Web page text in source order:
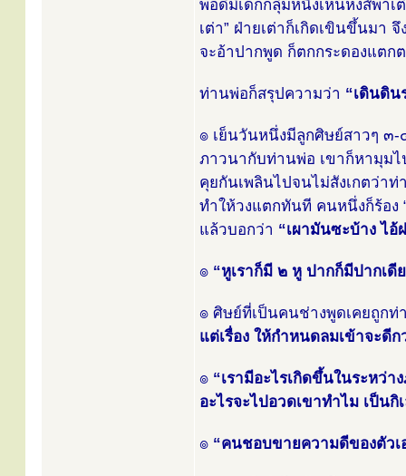
พอดีมีเด็กกลุ่มหนึ่งเห็นหงส์พาเ
เต่า” ฝ่ายเต่าก็เกิดเขินขึ้นมา
จะอ้าปากพูด ก็ตกกระดองแตก
ท่านพ่อก็สรุปความว่า “เดินดิน
๏ เย็นวันหนึ่งมีลูกศิษย์สาวๆ ๓
ภาวนากับท่านพ่อ เขาก็หามุมไ
คุยกันเพลินไปจนไม่สังเกตว่า
ทำให้วงแตกทันที คนหนึ่งก็ร้อง
แล้วบอกว่า “เผามันซะบ้าง ไ
๏ “หูเราก็มี ๒ หู ปากก็มีปากเดี
๏ ศิษย์ที่เป็นคนช่างพูดเคยถูก
แต่เรื่อง ให้กำหนดลมเข้าจะดีก
๏ “เรามีอะไรเกิดขึ้นในระหว่า
อะไรจะไปอวดเขาทำไม เป็นกิ
๏ “คนชอบขายความดีของตัวเ